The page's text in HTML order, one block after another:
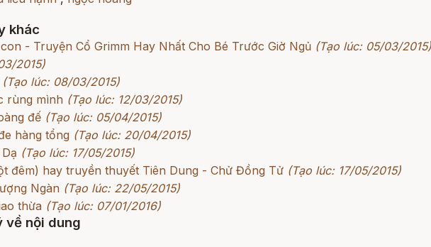
khác
- Truyện Cổ Grimm Hay Nhất Cho Bé Trước Giờ Ngủ (Tạo lúc: 05/03/2015)
2015)
(Tạo lúc: 08/03/2015)
rùng mình (Tạo lúc: 12/03/2015)
đế (Tạo lúc: 05/04/2015)
hàng tổng (Tạo lúc: 20/04/2015)
(Tạo lúc: 17/05/2015)
đêm) hay truyền thuyết Tiên Dung - Chử Đồng Tử (Tạo lúc: 17/05/2015)
Ngàn (Tạo lúc: 22/05/2015)
thừa (Tạo lúc: 07/01/2016)
về nội dung